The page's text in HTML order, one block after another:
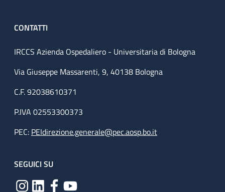
CONTATTI
IRCCS Azienda Ospedaliero - Universitaria di Bologna
Via Giuseppe Massarenti, 9, 40138 Bologna
C.F. 92038610371
P.IVA 02553300373
PEC: PEIdirezione.generale@pec.aosp.bo.it
SEGUICI SU